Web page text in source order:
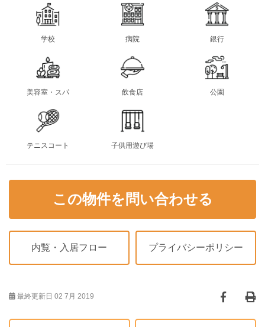
学校 病院 銀行
美容室・スパ 飲食店 公園
テニスコート 子供用遊び場
この物件を問い合わせる
内覧・入居フロー プライバシーポリシー
最終更新日 02 7月 2019